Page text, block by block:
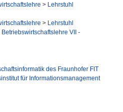
> Lehrstuhl
> Lehrstuhl
Betriebswirtschaftslehre VII -
des Fraunhofer FIT
für Informationsmanagement